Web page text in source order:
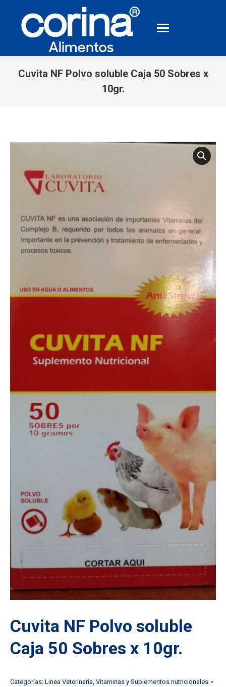
Cuvita NF Polvo soluble Caja 50 Sobres x
10gr.
Cuvita NF Polvo soluble
Caja 50 Sobres x 10gr.
Categorías: Linea Veterinaria, Vitaminas y Suplementos nutricionales